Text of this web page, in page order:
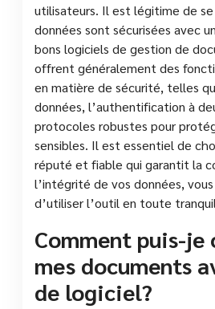
utilisateurs. Il est légitime de se
données sont sécurisées avec
bons logiciels de gestion de
offrent généralement des
en matière de sécurité, telles
données, l’authentification à
protocoles robustes pour
sensibles. Il est essentiel de
réputé et fiable qui garantit la
l’intégrité de vos données,
d’utiliser l’outil en toute
Comment puis-
mes documents
de logiciel?